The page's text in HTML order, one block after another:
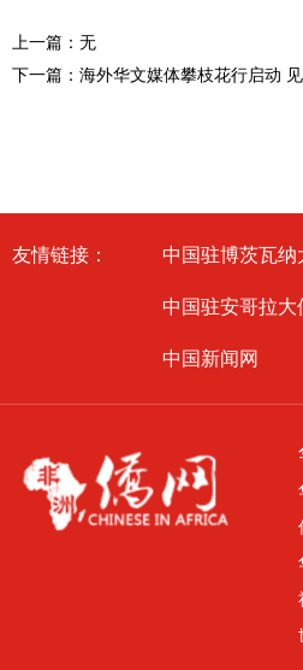
上一篇：无
下一篇：海外华文媒体攀枝花行启动
友情链接： 中国驻博茨瓦纳
中国驻安哥拉大
中国新闻网